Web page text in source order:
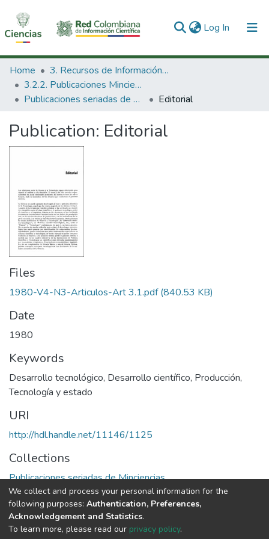
Log In (current)
Communities & Collections
All of DSpace
Home
3. Recursos de Información Científica y Tecnológica
3.2.2. Publicaciones Minciencias
Publicaciones seriadas de Minciencias
Editorial
Publication: Editorial
Files
1980-V4-N3-Articulos-Art 3.1.pdf(840.53 KB)
Date
1980
Keywords
Desarrollo tecnológico, Desarrollo científico, Producción,
Tecnología y estado
URI
http://hdl.handle.net/11146/1125
Collections
Publicaciones seriadas de Minciencias
Full item page
We collect and process your personal information for the
following purposes: Authentication, Preferences,
Acknowledgement and Statistics.
To learn more, please read our privacy policy.